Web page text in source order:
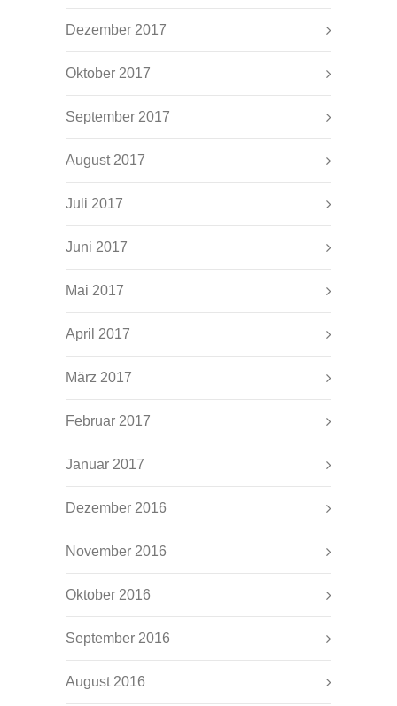
Dezember 2017
Oktober 2017
September 2017
August 2017
Juli 2017
Juni 2017
Mai 2017
April 2017
März 2017
Februar 2017
Januar 2017
Dezember 2016
November 2016
Oktober 2016
September 2016
August 2016